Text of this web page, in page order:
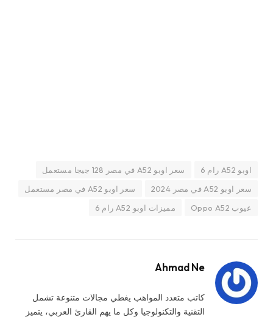
اوبو A52 رام 6
سعر اوبو A52 في مصر 128 جيجا مستعمل
سعر اوبو A52 في مصر 2024
سعر اوبو A52 في مصر مستعمل
عيوب Oppo A52
مميزات اوبو A52 رام 6
Ahmad Ne
كاتب متعدد المواهب يغطي مجالات متنوعة تشمل
التقنية والتكنولوجيا وكل ما يهم القارئ العربي، يتميز